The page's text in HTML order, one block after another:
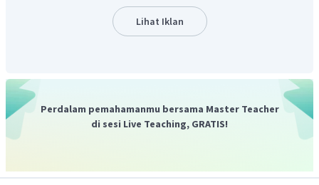
Lihat Iklan
Perdalam pemahamanmu bersama Master Teacher
di sesi Live Teaching, GRATIS!